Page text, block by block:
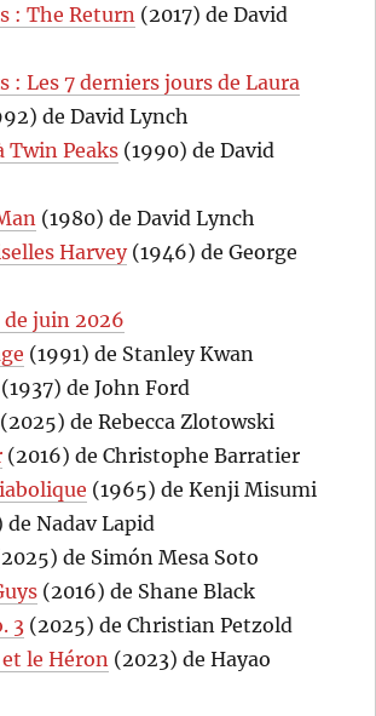
: The Return (2017) de David
: Les 7 derniers jours de Laura
de David Lynch
Twin Peaks (1990) de David
(1980) de David Lynch
Harvey(1946) de George
juin 2026
(1991) de Stanley Kwan
(1937) de John Ford
(2025) de Rebecca Zlotowski
(2016) de Christophe Barratier
(1965) de Kenji Misumi
de Nadav Lapid
de Simón Mesa Soto
(2016) de Shane Black
3 (2025) de Christian Petzold
le Héron (2023) de Hayao